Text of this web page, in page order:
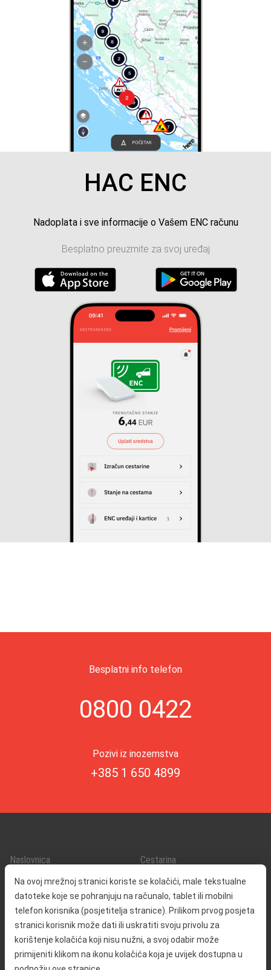
Na ovoj mrežnoj stranici koriste se kolačići, male tekstualne
datoteke koje se pohranjuju na računalo, tablet ili mobilni
telefon korisnika (posjetitelja stranice). Prilikom prvog posjeta
stranici korisnik može dati ili uskratiti svoju privolu za
korištenje kolačića koji nisu nužni, a svoj odabir može
primijeniti klikom na ikonu kolačića koja je uvijek dostupna u
HAC ENC
Nadoplata i sve informacije o Vašem ENC računu
Besplatno preuzmite za svoj uređaj
Besplatni info telefon
0800 0422
Pozivi iz inozemstva
+385 1 650 4899
Naslovnica
O nama
Kontakt
Cestarina
Promet i sigurnost
Servisne informacije
Reklamacija
Javna nabava
Izjava o pristupačnosti